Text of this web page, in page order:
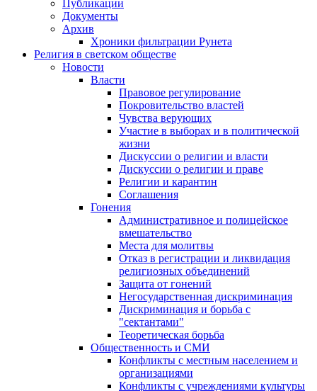
Публикации
Документы
Архив
Хроники фильтрации Рунета
Религия в светском обществе
Новости
Власти
Правовое регулирование
Покровительство властей
Чувства верующих
Участие в выборах и в политической
жизни
Дискуссии о религии и власти
Дискуссии о религии и праве
Религии и карантин
Соглашения
Гонения
Административное и полицейское
вмешательство
Места для молитвы
Отказ в регистрации и ликвидация
религиозных объединений
Защита от гонений
Негосударственная дискриминация
Дискриминация и борьба с
"сектантами"
Теоретическая борьба
Общественность и СМИ
Конфликты с местным населением и
организациями
Конфликты с учреждениями культуры